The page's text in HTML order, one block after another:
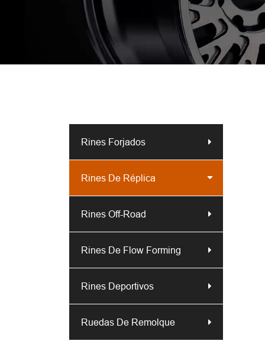
Rines Forjados
Rines De Réplica
Rines Off-Road
Rines De Flow Forming
Rines Deportivos
Ruedas De Remolque